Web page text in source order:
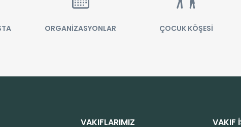
ORGANİZASYONLAR ÇOCUK KÖŞESİ
VAKIFLARIMIZ VAKIF